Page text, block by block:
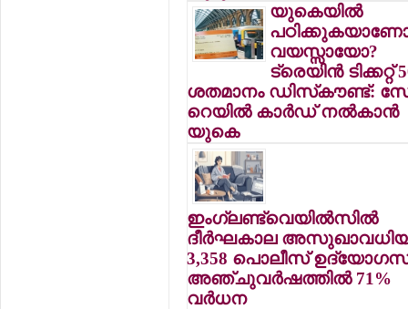
യുകെയില്‍
വയസ്സായോ?
ട്രെയിന്‍ ടിക്കറ്റ്
ശതമാനം ഡിസ്‌കൗണ്ട്:
റെയില്‍ കാര്‍ഡ് നല്‍കാന്‍
യുകെ
ഇംഗ്ലണ്ട്‌വെയില്‍സില്‍
ദീര്‍ഘകാല
3,358 പൊലീസ്
അഞ്ചുവര്‍ഷത്തില്‍ 71%
വര്‍ധന